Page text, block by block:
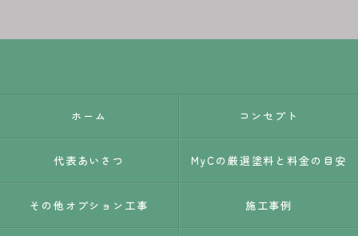
ホーム コンセプト
代表あいさつ MyCの厳選塗料と料金の目安
その他オプション工事 施工事例